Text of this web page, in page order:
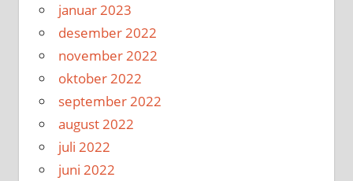
januar 2023
desember 2022
november 2022
oktober 2022
september 2022
august 2022
juli 2022
juni 2022